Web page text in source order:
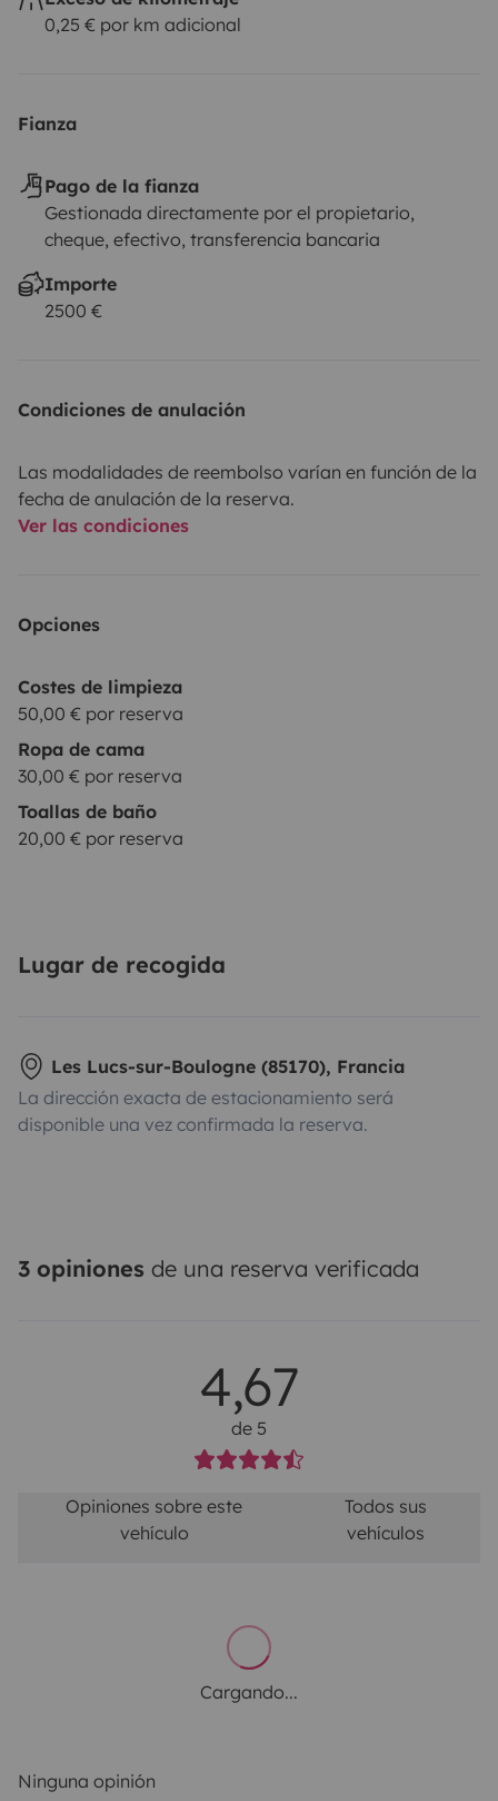
0,25 € por km adicional
Fianza
Pago de la fianza
Gestionada directamente por el propietario,
cheque, efectivo, transferencia bancaria
Importe
2500 €
Condiciones de anulación
Las modalidades de reembolso varían en función de la
fecha de anulación de la reserva.
Ver las condiciones
Opciones
Costes de limpieza
50,00 € por reserva
Ropa de cama
30,00 € por reserva
Toallas de baño
20,00 € por reserva
Lugar de recogida
Les Lucs-sur-Boulogne (85170), Francia
La dirección exacta de estacionamiento será
disponible una vez confirmada la reserva.
3 opiniones de una reserva verificada
4,67
de 5
Opiniones sobre este
vehículo
Todos sus
vehículos
Cargando...
Ninguna opinión